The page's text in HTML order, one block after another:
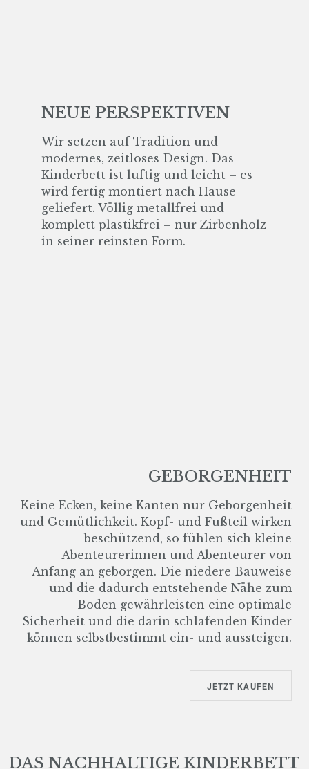
NEUE PERSPEKTIVEN
Wir setzen auf Tradition und
modernes, zeitloses Design. Das
Kinderbett ist luftig und leicht – es
wird fertig montiert nach Hause
geliefert. Völlig metallfrei und
komplett plastikfrei – nur Zirbenholz
in seiner reinsten Form.
GEBORGENHEIT
Keine Ecken, keine Kanten nur Geborgenheit
und Gemütlichkeit. Kopf- und Fußteil wirken
beschützend, so fühlen sich kleine
Abenteurerinnen und Abenteurer von
Anfang an geborgen. Die niedere Bauweise
und die dadurch entstehende Nähe zum
Boden gewährleisten eine optimale
Sicherheit und die darin schlafenden Kinder
können selbstbestimmt ein- und aussteigen.
JETZT KAUFEN
DAS NACHHALTIGE KINDERBETT